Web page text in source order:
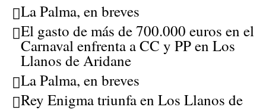
La Palma, en breves
El gasto de más de 700.000 euros en el
Carnaval enfrenta a CC y PP en Los
Llanos de Aridane
La Palma, en breves
Rey Enigma triunfa en Los Llanos de